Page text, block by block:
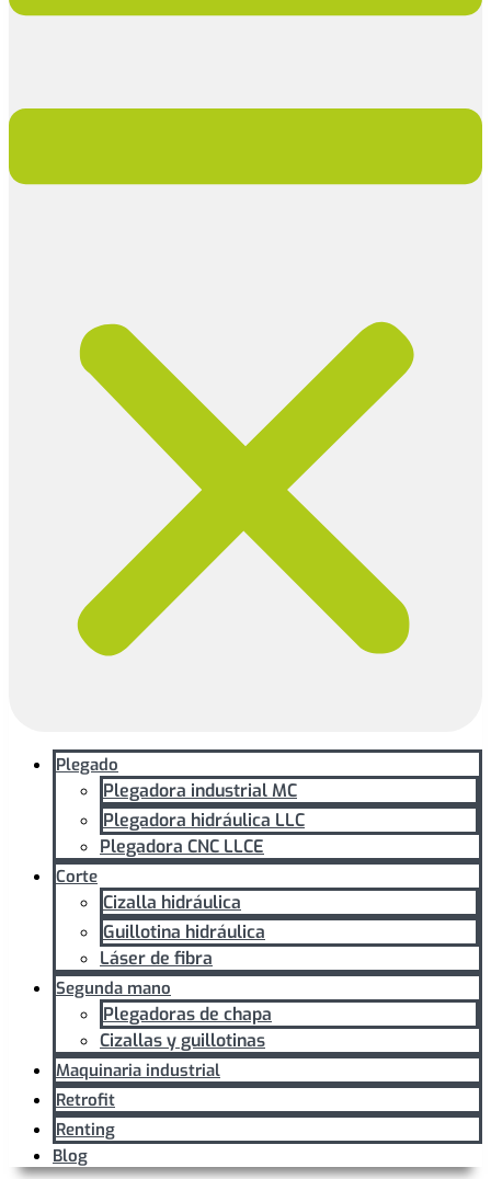
Plegado
Plegadora industrial MC
Plegadora hidráulica LLC
Plegadora CNC LLCE
Corte
Cizalla hidráulica
Guillotina hidráulica
Láser de fibra
Segunda mano
Plegadoras de chapa
Cizallas y guillotinas
Maquinaria industrial
Retrofit
Renting
Blog